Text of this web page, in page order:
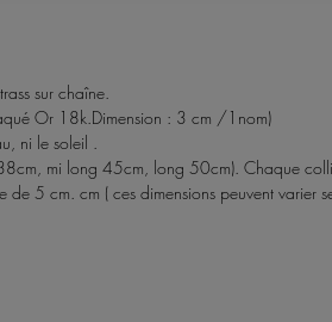
sur chaîne.
Or 18k.Dimension : 3 cm /1nom)
ni le soleil .
mi long 45cm, long 50cm). Chaque
de 5 cm. cm ( ces dimensions peuvent varier